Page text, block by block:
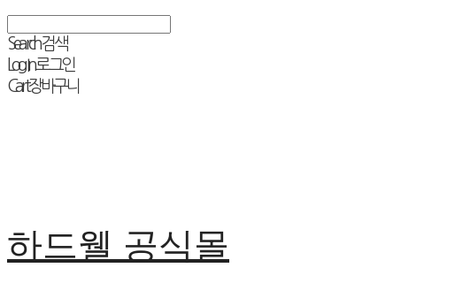
Search검색
Log In로그인
Cart장바구니
하드웰 공식몰